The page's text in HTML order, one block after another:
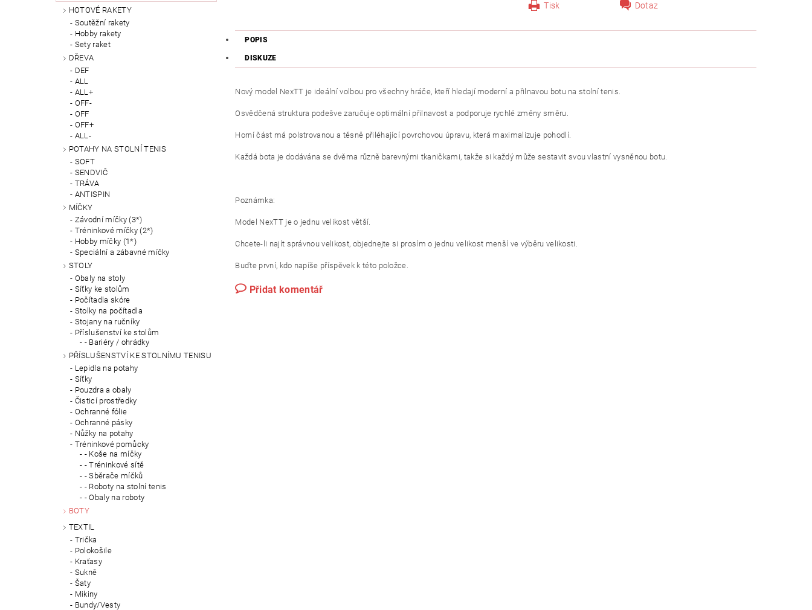
HOTOVÉ RAKETY
Soutěžní rakety
Hobby rakety
Sety raket
DŘEVA
DEF
ALL
ALL+
OFF-
OFF
OFF+
ALL-
POTAHY NA STOLNÍ TENIS
SOFT
SENDVIČ
TRÁVA
ANTISPIN
MÍČKY
Závodní míčky (3*)
Tréninkové míčky (2*)
Hobby míčky (1*)
Speciální a zábavné míčky
STOLY
Obaly na stoly
Síťky ke stolům
Počítadla skóre
Stolky na počítadla
Stojany na ručníky
Příslušenství ke stolům
- Bariéry / ohrádky
PŘÍSLUŠENSTVÍ KE STOLNÍMU TENISU
Lepidla na potahy
Síťky
Pouzdra a obaly
Čisticí prostředky
Ochranné fólie
Ochranné pásky
Nůžky na potahy
Tréninkové pomůcky
- Koše na míčky
- Tréninkové sítě
- Sběrače míčků
- Roboty na stolní tenis
- Obaly na roboty
BOTY
TEXTIL
Trička
Polokošile
Kraťasy
Sukně
Šaty
Mikiny
Bundy/Vesty
Tisk Dotaz
POPIS
DISKUZE
Nový model NexTT je ideální volbou pro všechny hráče, kteří hledají moderní a přilnavou botu na stolní tenis.
Osvědčená struktura podešve zaručuje optimální přilnavost a podporuje rychlé změny směru.
Horní část má polstrovanou a těsně přiléhající povrchovou úpravu, která maximalizuje pohodlí.
Každá bota je dodávána se dvěma různě barevnými tkaničkami, takže si každý může sestavit svou vlastní vysněnou botu.
Poznámka:
Model NexTT je o jednu velikost větší.
Chcete-li najít správnou velikost, objednejte si prosím o jednu velikost menší ve výběru velikosti.
Buďte první, kdo napíše příspěvek k této položce.
Přidat komentář